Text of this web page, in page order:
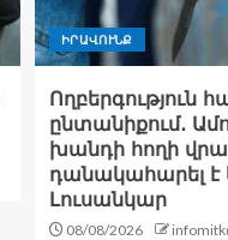
ԻՐԱՎՈՒՆՔ
Ողբերգություն
ընտանիքում․
խանդի հողի վրա
դանակահարել է
Լուսանկար
08/08/2026